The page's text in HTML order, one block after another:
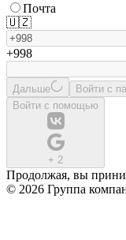
Почта
🇺🇿
+998
Дальше
Войти с
Войти с помощью
+ 2
Продолжая, вы
© 2026 Группа